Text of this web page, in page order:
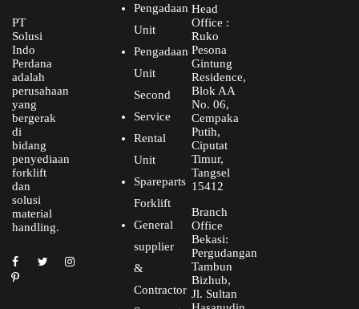
PT
Solusi
Indo
Perdana
adalah
perusahaan
yang
bergerak
di
bidang
penyediaan
forklift
dan
solusi
material
handling.
Pengadaan
Unit
Pengadaan
Unit
Second
Service
Rental
Unit
Spareparts
Forklift
General
supplier
&
Contractor
Head
Office :
Ruko
Pesona
Gintung
Residence,
Blok AA
No. 06,
Cempaka
Putih,
Ciputat
Timur,
Tangsel
15412
Branch
Office
Bekasi:
Pergudangan
Tambun
Bizhub,
Jl. Sultan